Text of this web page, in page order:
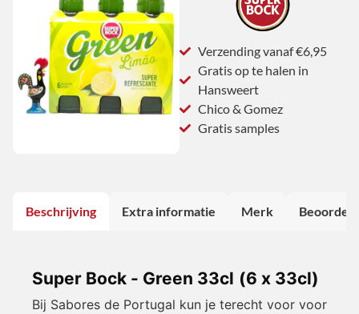
Verzending vanaf €6,95
Gratis op te halen in
Hansweert
Chico & Gomez
Gratis samples
Beschrijving Extra informatie Merk
Super Bock - Green 33cl (6 x 33cl)
Bij Sabores de Portugal kun je terecht voor voor